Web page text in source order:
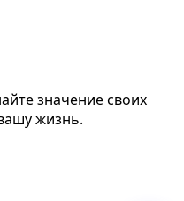
значение своих
жизнь.